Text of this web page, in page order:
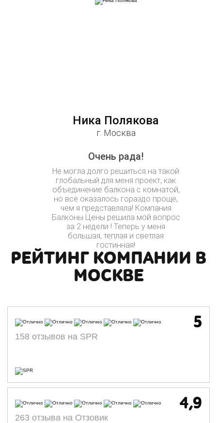
Ника Полякова
г. Москва
Очень рада!
Не могла долго решиться на такой
глобальный для меня проект, как
объединение балкона с комнатой,
но все оказалось гораздо проще,
чем я представляла! Компания
Балконы Цены решила мой вопрос
за 2 недели ! Теперь у меня
большая, теплая и светлая
гостинная!
РЕЙТИНГ КОМПАНИИ В
МОСКВЕ
5
158 отзывов на SPR
4,9
263 отзыва на Отзовик